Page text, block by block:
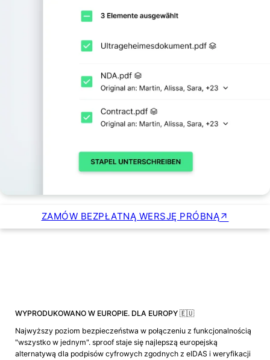
ZAMÓW BEZPŁATNĄ WERSJĘ PRÓBNĄ
WYPRODUKOWANO W EUROPIE. DLA EUROPY 🇪🇺
Najwyższy poziom bezpieczeństwa w połączeniu z funkcjonalnością
"wszystko w jednym". sproof staje się najlepszą europejską
alternatywą dla podpisów cyfrowych zgodnych z eIDAS i weryfikacji